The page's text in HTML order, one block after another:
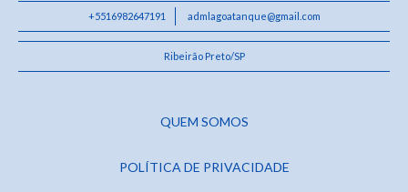
+5516982647191 admlagoatanque@gmail.com
Ribeirão Preto/SP
QUEM SOMOS
POLÍTICA DE PRIVACIDADE